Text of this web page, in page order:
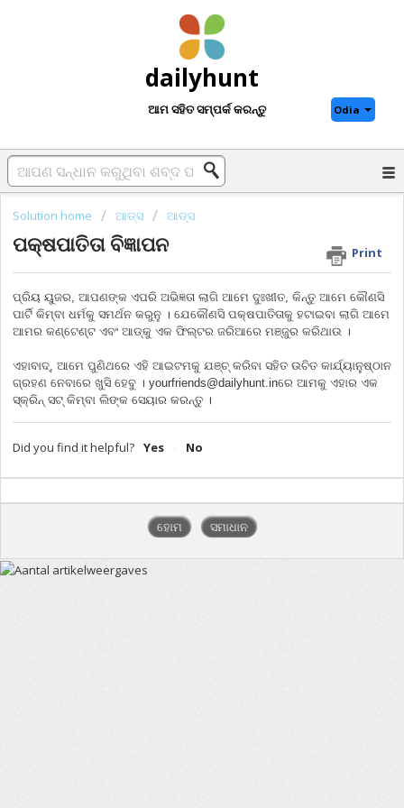
dailyhunt
ଆମ ସହିତ ସମ୍ପର୍କ କରନ୍ତୁ Odia
Solution home ଆଡ୍‌ସ ଆଡ୍‌ସ
ପକ୍ଷପାତିତା ବିଜ୍ଞାପନ Print
ପ୍ରିୟ ୟୁଜର, ଆପଣଙ୍କ ଏପରି ଅଭିଜ୍ଞତା ଲାଗି ଆମେ ଦୁଃଖୀତ, କିନ୍ତୁ ଆମେ କୌଣସି
ପାର୍ଟି କିମ୍ବା ଧର୍ମକୁ ସମର୍ଥନ କରୁନୁ । ଯେକୌଣସି ପକ୍ଷପାତିତାକୁ ହଟାଇବା ଲାଗି ଆମେ
ଆମର କଣ୍ଟେଣ୍ଟ ଏବଂ ଆଡ୍‌କୁ ଏକ ଫିଲ୍‌ଟର ଜରିଆରେ ମଞ୍ଜୁର କରିଥାଉ ।
ଏହାବାଦ୍‌, ଆମେ ପୁଣିଥରେ ଏହି ଆଇଟମକୁ ଯଞ୍ଚ୍ କରିବା ସହିତ ଉଚିତ କାର୍ଯ୍ୟାନୁଷ୍ଠାନ
ଗ୍ରହଣ ନେବାରେ ଖୁସି ହେବୁ । yourfriends@dailyhunt.inରେ ଆମକୁ ଏହାର ଏକ
ସ୍କ୍ରିନ୍‌ ସଟ୍‌ କିମ୍ବା ଲିଙ୍କ ସେୟାର କରନ୍ତୁ ।
Did you find it helpful? Yes No
ହୋମ ସମାଧାନ